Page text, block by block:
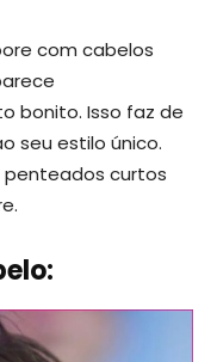
com cabelos
bonito. Isso faz de
seu estilo único.
penteados curtos